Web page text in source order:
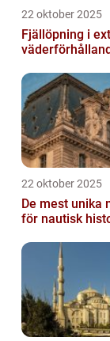
22 oktober 2025
Fjällöpning i
22 oktober 2025
De mest unika
för nautisk